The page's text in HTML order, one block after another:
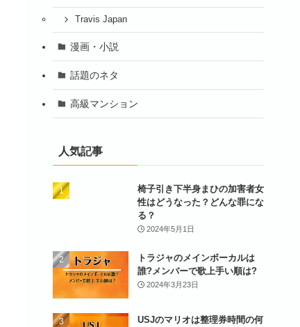
Travis Japan
漫画・小説
話題のネタ
高級マンション
人気記事
椅子引き下半身まひの加害者女
性はどうなった？どんな罪にな
る？
2024年5月1日
トラジャのメインボーカルは
誰?メンバーで歌上手い順は?
2024年3月23日
USJのマリオは整理券時間の何